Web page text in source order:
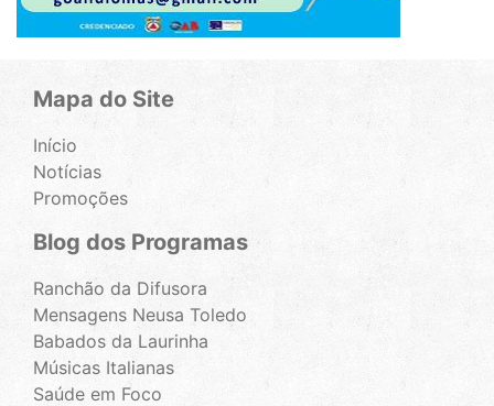
Mapa do Site
Início
Notícias
Promoções
Blog dos Programas
Ranchão da Difusora
Mensagens Neusa Toledo
Babados da Laurinha
Músicas Italianas
Saúde em Foco